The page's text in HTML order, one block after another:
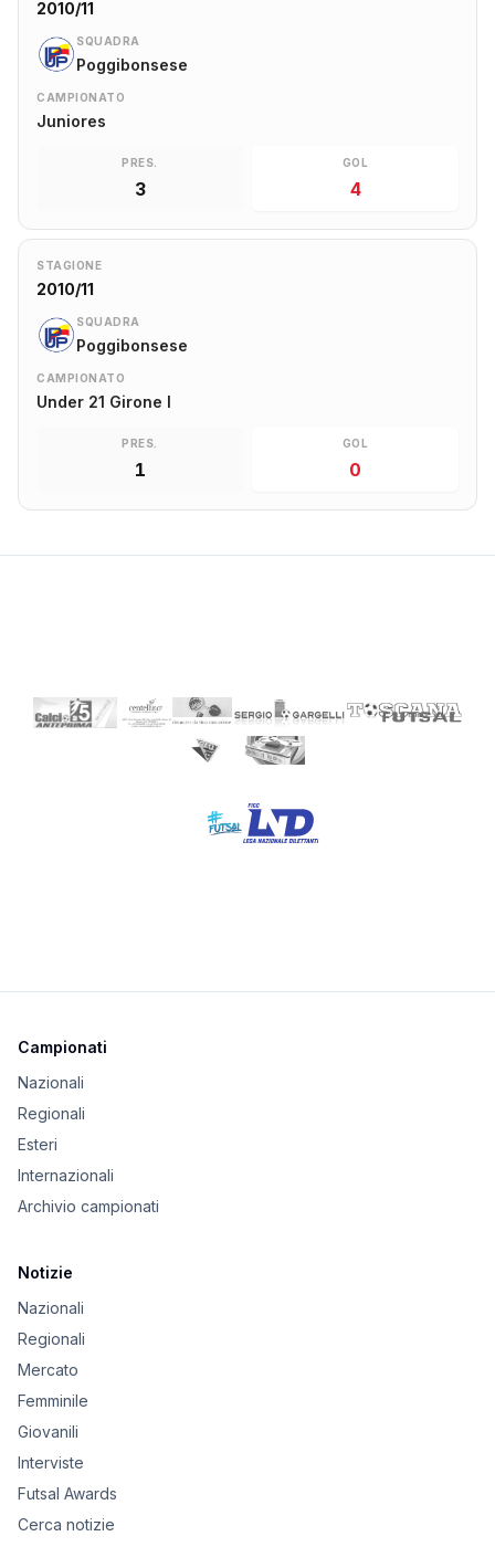
2010/11
SQUADRA
Poggibonsese
CAMPIONATO
Juniores
PRES.
3
GOL
4
STAGIONE
2010/11
SQUADRA
Poggibonsese
CAMPIONATO
Under 21 Girone I
PRES.
1
GOL
0
Campionati
Nazionali
Regionali
Esteri
Internazionali
Archivio campionati
Notizie
Nazionali
Regionali
Mercato
Femminile
Giovanili
Interviste
Futsal Awards
Cerca notizie